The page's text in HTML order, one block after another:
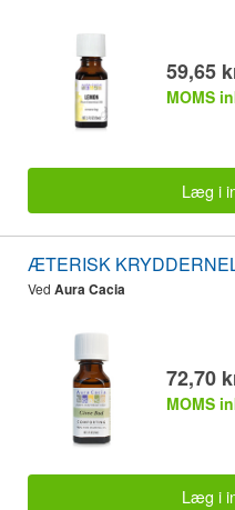
59,65
MOMS
Læg i
ÆTERISK
Ved Aura Cacia
72,70
MOMS
Læg i